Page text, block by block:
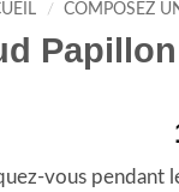
/ COMPOSEZ
vous pendant